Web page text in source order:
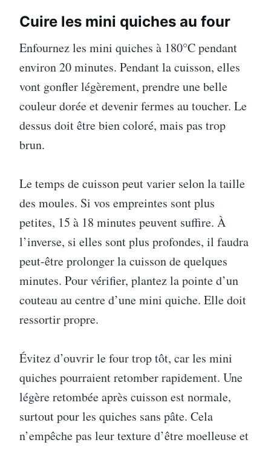
Cuire les mini quiches au four
Enfournez les mini quiches à 180°C pendant
environ 20 minutes. Pendant la cuisson, elles
vont gonfler légèrement, prendre une belle
couleur dorée et devenir fermes au toucher. Le
dessus doit être bien coloré, mais pas trop
brun.
Le temps de cuisson peut varier selon la taille
des moules. Si vos empreintes sont plus
petites, 15 à 18 minutes peuvent suffire. À
l’inverse, si elles sont plus profondes, il faudra
peut-être prolonger la cuisson de quelques
minutes. Pour vérifier, plantez la pointe d’un
couteau au centre d’une mini quiche. Elle doit
ressortir propre.
Évitez d’ouvrir le four trop tôt, car les mini
quiches pourraient retomber rapidement. Une
légère retombée après cuisson est normale,
surtout pour les quiches sans pâte. Cela
n’empêche pas leur texture d’être moelleuse et